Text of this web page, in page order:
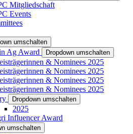
Mitgliedschaft
Events
umschalten
Ag Award Dropdown umschalten
& Nominees 2025
& Nominees 2025
& Nominees 2025
& Nominees 2025
Dropdown umschalten
2025
Influencer Award
umschalten